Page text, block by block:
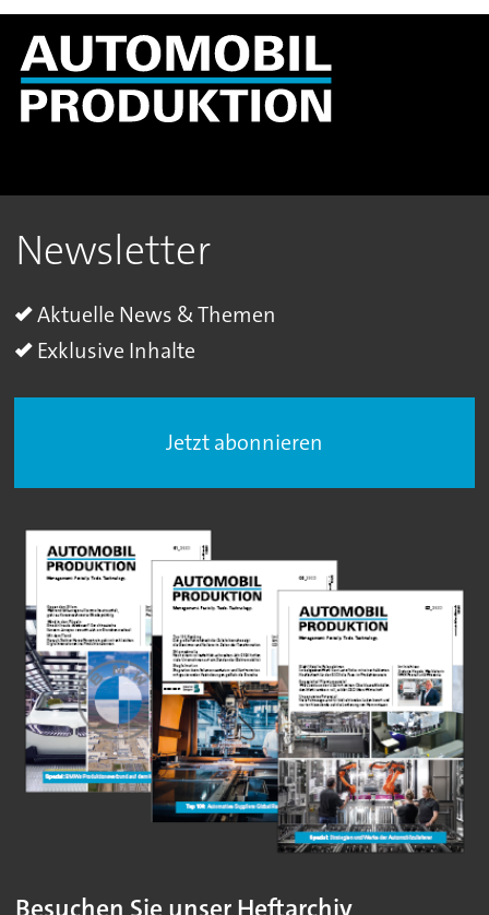
Newsletter
Aktuelle News & Themen
Exklusive Inhalte
Jetzt abonnieren